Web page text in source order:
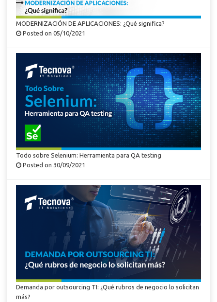
MODERNIZACIÓN DE APLICACIONES: ¿Qué significa?
Posted on 05/10/2021
Todo sobre Selenium: Herramienta para QA testing
Posted on 30/09/2021
Demanda por outsourcing TI: ¿Qué rubros de negocio lo solicitan
más?